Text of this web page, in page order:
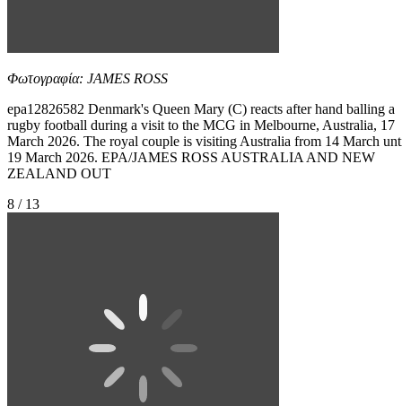
Φωτογραφία: JAMES ROSS
epa12826582 Denmark's Queen Mary (C) reacts after hand balling a
rugby football during a visit to the MCG in Melbourne, Australia, 17
March 2026. The royal couple is visiting Australia from 14 March
19 March 2026. EPA/JAMES ROSS AUSTRALIA AND NEW
ZEALAND OUT
8 / 13